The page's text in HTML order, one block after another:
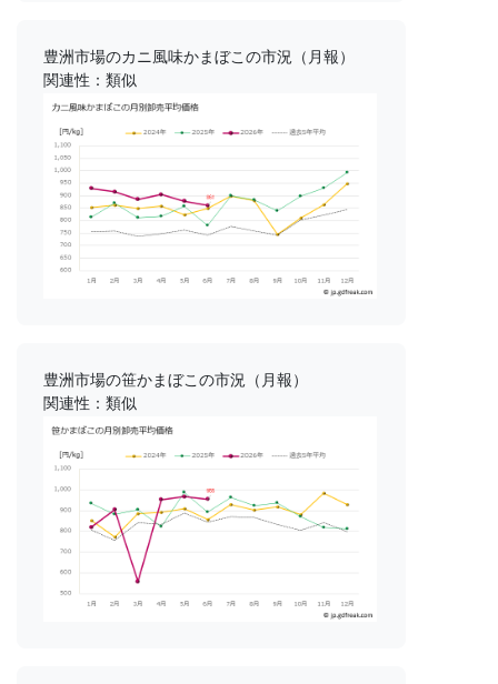
豊洲市場のカニ風味かまぼこの市況（月報）
関連性：類似
豊洲市場の笹かまぼこの市況（月報）
関連性：類似